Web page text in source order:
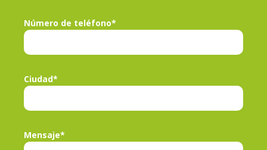
Número de teléfono*
Ciudad*
Mensaje*